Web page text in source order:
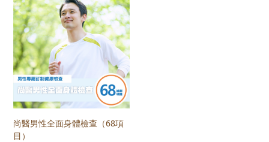
尚醫男性全面身體檢查（68項
目）